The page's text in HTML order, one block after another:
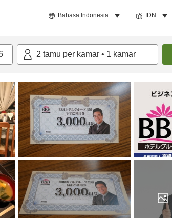
Bahasa Indonesia IDN
2 tamu per kamar • 1 kamar